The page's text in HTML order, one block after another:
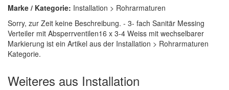
Marke / Kategorie: Installation > Rohrarmaturen
Sorry, zur Zeit keine Beschreibung. - 3- fach Sanitär Messing
Verteiler mit Absperrventilen16 x 3-4 Weiss mit wechselbarer
Markierung ist ein Artikel aus der Installation > Rohrarmaturen
Kategorie.
Weiteres aus Installation